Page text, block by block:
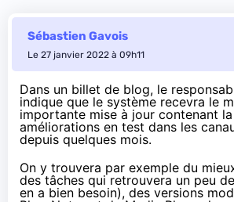
Sébastien Gavois
Le 27 janvier 2022 à 09h11
Dans un billet de blog, le
indique que le système recevra le
importante mise à jour contenant
améliorations en test dans les
depuis quelques mois.
On y trouvera par exemple du
des tâches qui retrouvera un peu
en a bien besoin), des versions